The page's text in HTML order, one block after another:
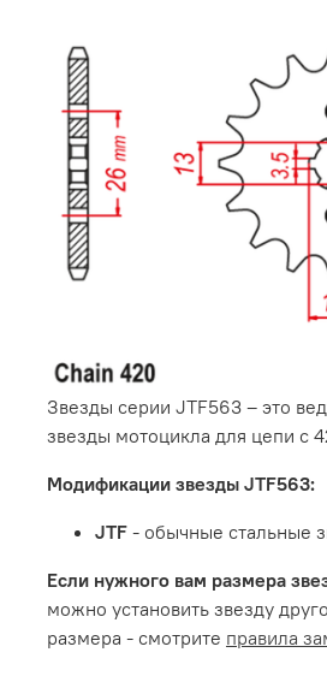
Звезды серии JTF563 – это
звезды мотоцикла для цепи с
Модификации звезды JTF563:
JTF - обычные стальные
Если нужного вам размера
можно установить звезду
размера - смотрите правила